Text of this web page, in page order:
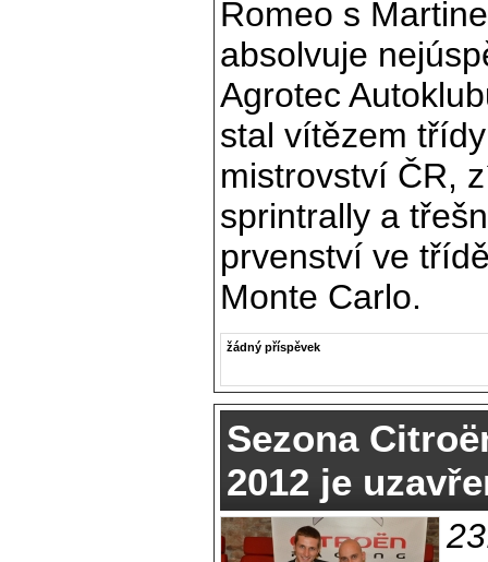
Romeo s
absolvuje
Agrotec
stal vítězem
mistrovství ČR,
sprintrally a
prvenství ve
Monte Carlo.
žádný příspěvek
Sezona
2012 je